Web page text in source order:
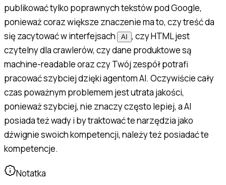
publikować tylko poprawnych tekstów pod Google,
ponieważ coraz większe znaczenie ma to, czy treść da
się zacytować w interfejsach
AI
, czy HTML jest
czytelny dla crawlerów, czy dane produktowe są
machine-readable oraz czy Twój zespół potrafi
pracować szybciej dzięki agentom AI. Oczywiście cały
czas poważnym problemem jest utrata jakości,
ponieważ szybciej, nie znaczy często lepiej, a AI
posiada też wady i by traktować te narzędzia jako
dźwignie swoich kompetencji, należy też posiadać te
kompetencje.
Notatka